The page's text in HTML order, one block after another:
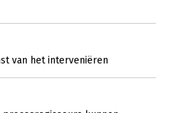
van het interveniëren